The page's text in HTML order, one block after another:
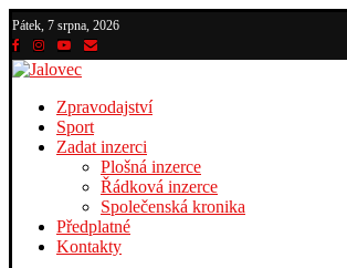
Pátek, 7 srpna, 2026
Zpravodajství
Sport
Zadat inzerci
Plošná inzerce
Řádková inzerce
Společenská kronika
Předplatné
Kontakty